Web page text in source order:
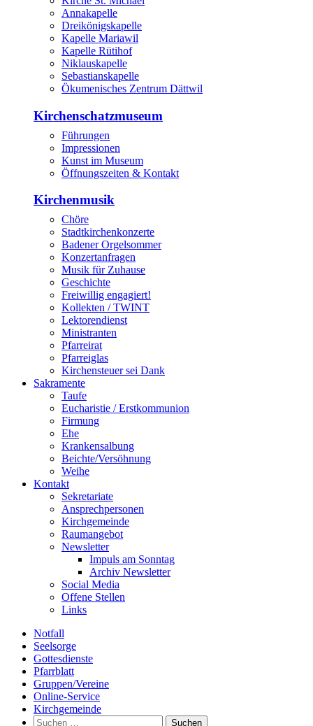
Annakapelle
Dreikönigskapelle
Kapelle Mariawil
Kapelle Rütihof
Niklauskapelle
Sebastianskapelle
Ökumenisches Zentrum Dättwil
Kirchenschatzmuseum
Führungen
Impressionen
Kunst im Museum
Öffnungszeiten & Kontakt
Kirchenmusik
Chöre
Stadtkirchenkonzerte
Badener Orgelsommer
Konzertanfragen
Musik für Zuhause
Geschichte
Freiwillig engagiert!
Kollekten / TWINT
Lektorendienst
Ministranten
Pfarreirat
Pfarreiglas
Kirchensteuer sei Dank
Sakramente
Taufe
Eucharistie / Erstkommunion
Firmung
Ehe
Krankensalbung
Beichte/Versöhnung
Weihe
Kontakt
Sekretariate
Ansprechpersonen
Kirchgemeinde
Raumangebot
Newsletter
Impuls am Sonntag
Archiv Newsletter
Social Media
Offene Stellen
Links
Notfall
Seelsorge
Gottesdienste
Pfarrblatt
Gruppen/Vereine
Online-Service
Kirchgemeinde
Suchen